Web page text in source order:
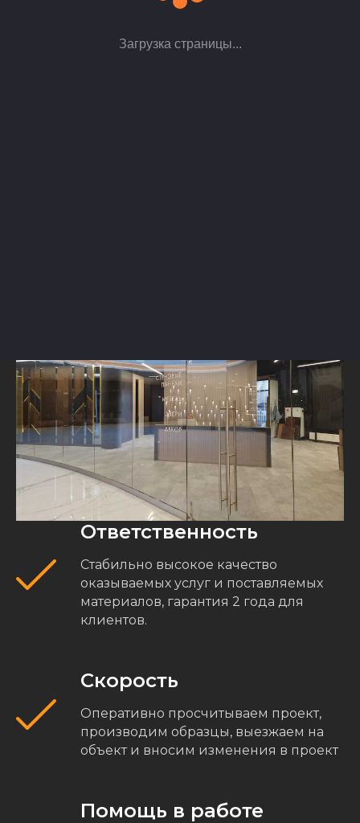
Загрузка страницы...
1600+
Ответственность
Стабильно высокое качество
оказываемых услуг и поставляемых
материалов, гарантия 2 года для
клиентов.
Скорость
Оперативно просчитываем проект,
производим образцы, выезжаем на
объект и вносим изменения в проект
Помощь в работе